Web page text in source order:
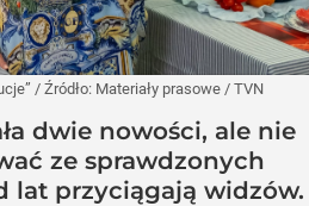
/ Źródło: Materiały prasowe / TVN
dwie nowości, ale nie
ze sprawdzonych
lat przyciągają widzów.